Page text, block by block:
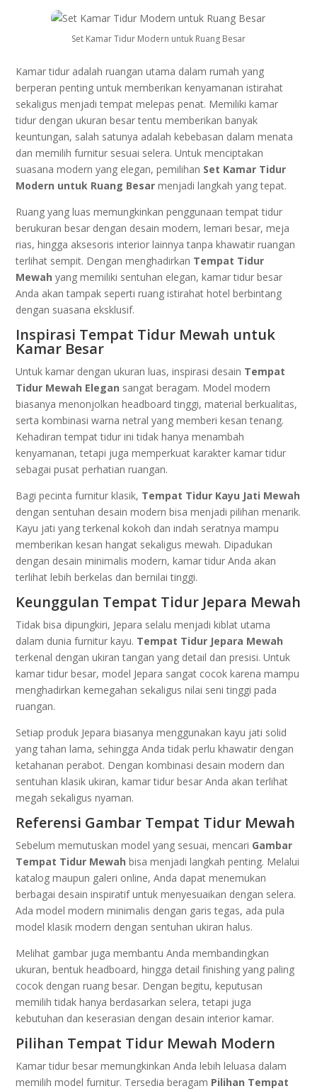
Set Kamar Tidur Modern untuk Ruang Besar
Kamar tidur adalah ruangan utama dalam rumah yang
berperan penting untuk memberikan kenyamanan istirahat
sekaligus menjadi tempat melepas penat. Memiliki kamar
tidur dengan ukuran besar tentu memberikan banyak
keuntungan, salah satunya adalah kebebasan dalam menata
dan memilih furnitur sesuai selera. Untuk menciptakan
suasana modern yang elegan, pemilihan Set Kamar Tidur
Modern untuk Ruang Besar menjadi langkah yang tepat.
Ruang yang luas memungkinkan penggunaan tempat tidur
berukuran besar dengan desain modern, lemari besar, meja
rias, hingga aksesoris interior lainnya tanpa khawatir ruangan
terlihat sempit. Dengan menghadirkan Tempat Tidur
Mewah yang memiliki sentuhan elegan, kamar tidur besar
Anda akan tampak seperti ruang istirahat hotel berbintang
dengan suasana eksklusif.
Inspirasi Tempat Tidur Mewah untuk
Kamar Besar
Untuk kamar dengan ukuran luas, inspirasi desain Tempat
Tidur Mewah Elegan sangat beragam. Model modern
biasanya menonjolkan headboard tinggi, material berkualitas,
serta kombinasi warna netral yang memberi kesan tenang.
Kehadiran tempat tidur ini tidak hanya menambah
kenyamanan, tetapi juga memperkuat karakter kamar tidur
sebagai pusat perhatian ruangan.
Bagi pecinta furnitur klasik, Tempat Tidur Kayu Jati Mewah
dengan sentuhan desain modern bisa menjadi pilihan menarik.
Kayu jati yang terkenal kokoh dan indah seratnya mampu
memberikan kesan hangat sekaligus mewah. Dipadukan
dengan desain minimalis modern, kamar tidur Anda akan
terlihat lebih berkelas dan bernilai tinggi.
Keunggulan Tempat Tidur Jepara Mewah
Tidak bisa dipungkiri, Jepara selalu menjadi kiblat utama
dalam dunia furnitur kayu. Tempat Tidur Jepara Mewah
terkenal dengan ukiran tangan yang detail dan presisi. Untuk
kamar tidur besar, model Jepara sangat cocok karena mampu
menghadirkan kemegahan sekaligus nilai seni tinggi pada
ruangan.
Setiap produk Jepara biasanya menggunakan kayu jati solid
yang tahan lama, sehingga Anda tidak perlu khawatir dengan
ketahanan perabot. Dengan kombinasi desain modern dan
sentuhan klasik ukiran, kamar tidur besar Anda akan terlihat
megah sekaligus nyaman.
Referensi Gambar Tempat Tidur Mewah
Sebelum memutuskan model yang sesuai, mencari Gambar
Tempat Tidur Mewah bisa menjadi langkah penting. Melalui
katalog maupun galeri online, Anda dapat menemukan
berbagai desain inspiratif untuk menyesuaikan dengan selera.
Ada model modern minimalis dengan garis tegas, ada pula
model klasik modern dengan sentuhan ukiran halus.
Melihat gambar juga membantu Anda membandingkan
ukuran, bentuk headboard, hingga detail finishing yang paling
cocok dengan ruang besar. Dengan begitu, keputusan
memilih tidak hanya berdasarkan selera, tetapi juga
kebutuhan dan keserasian dengan desain interior kamar.
Pilihan Tempat Tidur Mewah Modern
Kamar tidur besar memungkinkan Anda lebih leluasa dalam
memilih model furnitur. Tersedia beragam Pilihan Tempat